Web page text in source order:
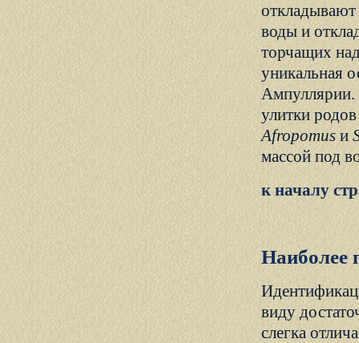
откладывают
воды и
торчащих
уникальная
Ампуллярии.
улитки
Afropomusи
массой под
к началу
Наиболее
виду
слегка